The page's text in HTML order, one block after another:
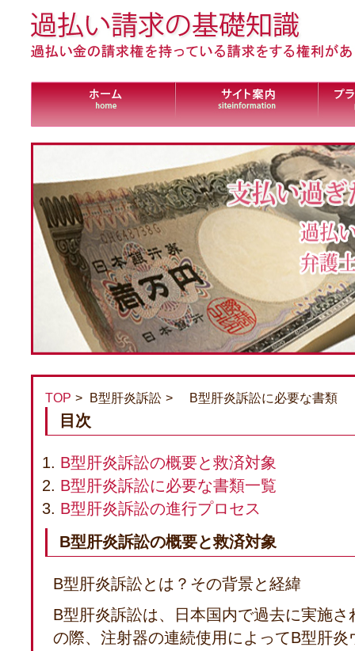
TOP B型肝炎訴訟 B型肝炎訴訟に必要な書類
目次
B型肝炎訴訟の概要と救済対象
B型肝炎訴訟に必要な書類一覧
B型肝炎訴訟の進行プロセス
B型肝炎訴訟の概要と救済対象
B型肝炎訴訟とは？その背景と経緯
B型肝炎訴訟は、日本国内で過去に実施さ
の際、注射器の連続使用によってB型肝炎